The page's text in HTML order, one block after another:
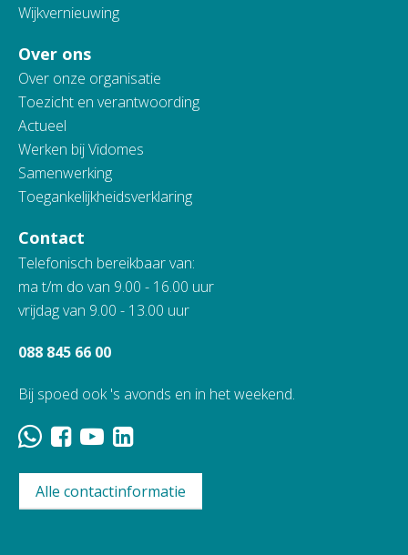
Wijkvernieuwing
Over ons
Over onze organisatie
Toezicht en verantwoording
Actueel
Werken bij Vidomes
Samenwerking
Toegankelijkheidsverklaring
Contact
Telefonisch bereikbaar van:
ma t/m do van 9.00 - 16.00 uur
vrijdag van 9.00 - 13.00 uur
088 845 66 00
Bij spoed ook 's avonds en in het weekend.
Alle contactinformatie